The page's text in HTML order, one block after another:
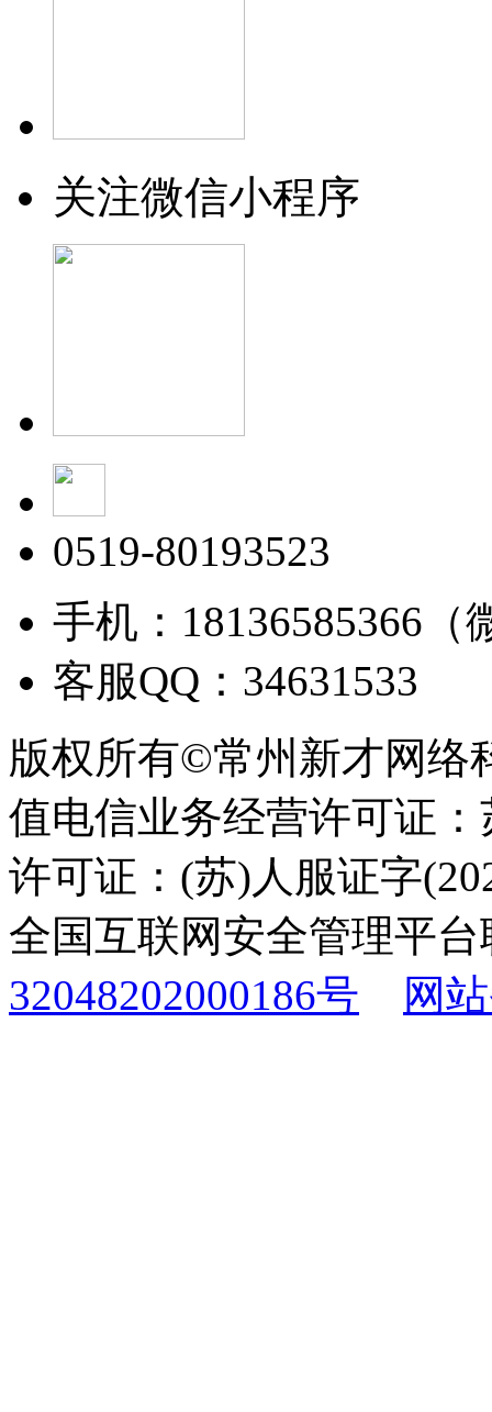
关注微信小程序
0519-80193523
手机：18136585366（
客服QQ：34631533
版权所有©常州新才网络
值电信业务经营许可证
许可证：(苏)人服证字
全国互联网安全管理平
32048202000186号
网